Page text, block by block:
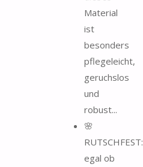
Material
ist
besonders
pflegeleicht,
geruchslos
und
robust...
🌸
RUTSCHFEST:
egal ob